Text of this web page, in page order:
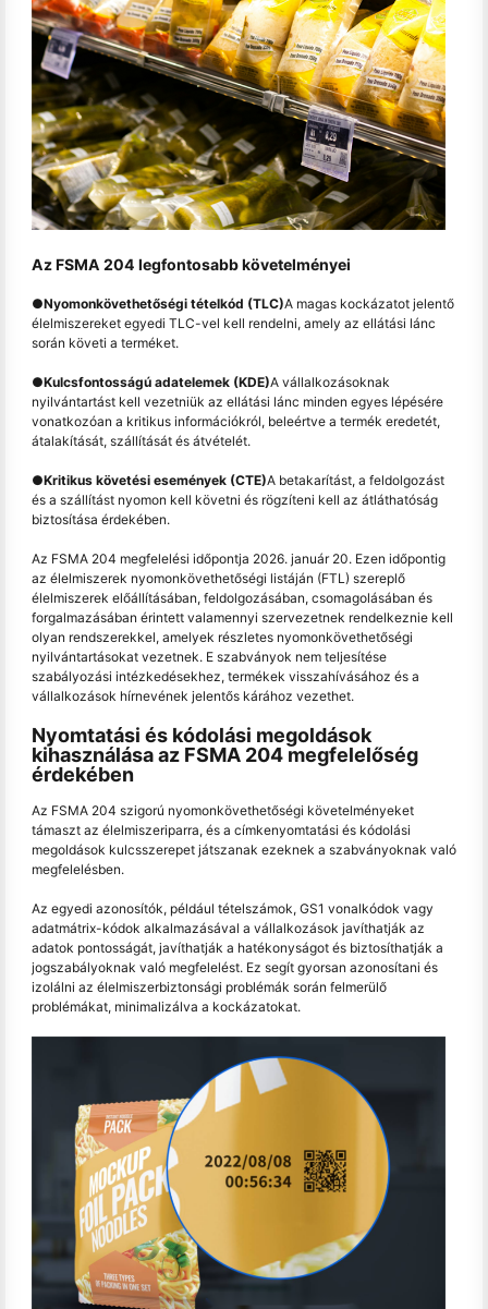
Az FSMA 204 legfontosabb követelményei
●Nyomonkövethetőségi tételkód (TLC)A magas kockázatot jelentő
élelmiszereket egyedi TLC-vel kell rendelni, amely az ellátási lánc
során követi a terméket.
●Kulcsfontosságú adatelemek (KDE)A vállalkozásoknak
nyilvántartást kell vezetniük az ellátási lánc minden egyes lépésére
vonatkozóan a kritikus információkról, beleértve a termék eredetét,
átalakítását, szállítását és átvételét.
●Kritikus követési események (CTE)A betakarítást, a feldolgozást
és a szállítást nyomon kell követni és rögzíteni kell az átláthatóság
biztosítása érdekében.
Az FSMA 204 megfelelési időpontja 2026. január 20. Ezen időpontig
az élelmiszerek nyomonkövethetőségi listáján (FTL) szereplő
élelmiszerek előállításában, feldolgozásában, csomagolásában és
forgalmazásában érintett valamennyi szervezetnek rendelkeznie kell
olyan rendszerekkel, amelyek részletes nyomonkövethetőségi
nyilvántartásokat vezetnek. E szabványok nem teljesítése
szabályozási intézkedésekhez, termékek visszahívásához és a
vállalkozások hírnevének jelentős kárához vezethet.
Nyomtatási és kódolási megoldások
kihasználása az FSMA 204 megfelelőség
érdekében
Az FSMA 204 szigorú nyomonkövethetőségi követelményeket
támaszt az élelmiszeriparra, és a címkenyomtatási és kódolási
megoldások kulcsszerepet játszanak ezeknek a szabványoknak való
megfelelésben.
Az egyedi azonosítók, például tételszámok, GS1 vonalkódok vagy
adatmátrix-kódok alkalmazásával a vállalkozások javíthatják az
adatok pontosságát, javíthatják a hatékonyságot és biztosíthatják a
jogszabályoknak való megfelelést. Ez segít gyorsan azonosítani és
izolálni az élelmiszerbiztonsági problémák során felmerülő
problémákat, minimalizálva a kockázatokat.